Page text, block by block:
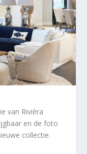
van Rivièra
en de foto
collectie.